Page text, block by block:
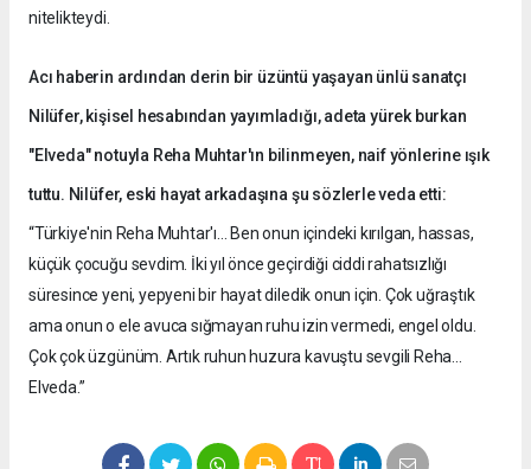
nitelikteydi.
Acı haberin ardından derin bir üzüntü yaşayan ünlü sanatçı
Nilüfer, kişisel hesabından yayımladığı, adeta yürek burkan
"Elveda" notuyla Reha Muhtar'ın bilinmeyen, naif yönlerine ışık
tuttu. Nilüfer, eski hayat arkadaşına şu sözlerle veda etti:
“Türkiye'nin Reha Muhtar'ı... Ben onun içindeki kırılgan, hassas,
küçük çocuğu sevdim. İki yıl önce geçirdiği ciddi rahatsızlığı
süresince yeni, yepyeni bir hayat diledik onun için. Çok uğraştık
ama onun o ele avuca sığmayan ruhu izin vermedi, engel oldu.
Çok çok üzgünüm. Artık ruhun huzura kavuştu sevgili Reha...
Elveda.”